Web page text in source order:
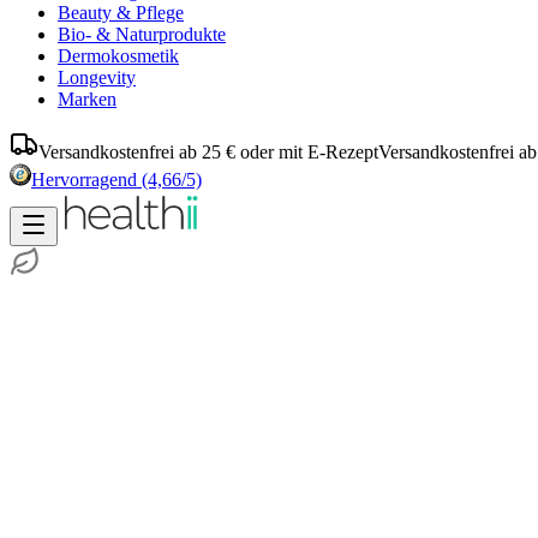
Beauty & Pflege
Bio- & Naturprodukte
Dermokosmetik
Longevity
Marken
Versandkostenfrei ab 25 € oder mit E-RezeptVersandkostenfrei
Hervorragend (4,66/5)